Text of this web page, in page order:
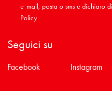
e-mail, posta o sms e dichiaro
Policy
Seguici su
Facebook Instagram